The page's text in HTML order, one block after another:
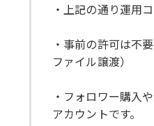
・上記の通り運用
・事前の許可は不
ファイル譲渡）
・フォロワー購入
アカウントです。